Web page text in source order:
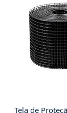
Tela de